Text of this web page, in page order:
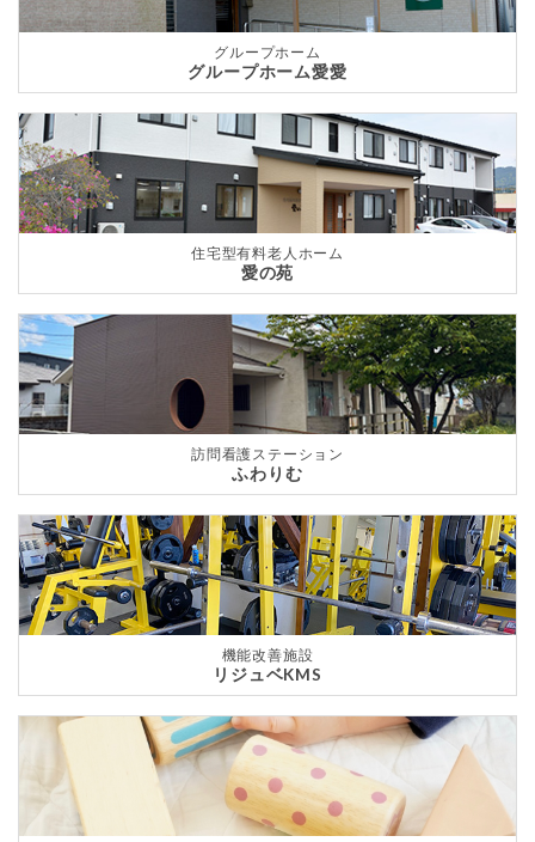
グループホーム
グループホーム愛愛
住宅型有料老人ホーム
愛の苑
訪問看護ステーション
ふわりむ
機能改善施設
リジュベKMS